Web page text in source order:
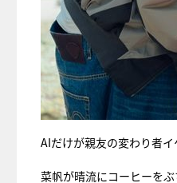
AIだけが親友の変わり者
菜帆が晴流にコーヒーを